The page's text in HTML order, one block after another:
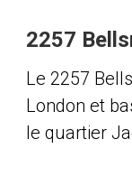
2257
Le 2257
London et
le quartier